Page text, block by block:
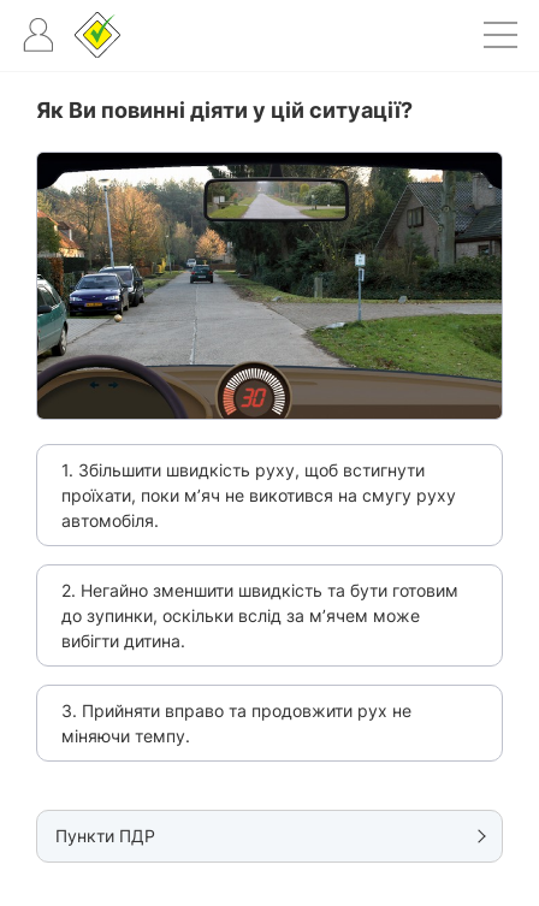
Як Ви повинні діяти у цій ситуації?
1. Збільшити швидкість руху, щоб встигнути
проїхати, поки м’яч не викотився на смугу руху
автомобіля.
2. Негайно зменшити швидкість та бути готовим
до зупинки, оскільки вслід за м’ячем може
вибігти дитина.
3. Прийняти вправо та продовжити рух не
міняючи темпу.
Пункти ПДР